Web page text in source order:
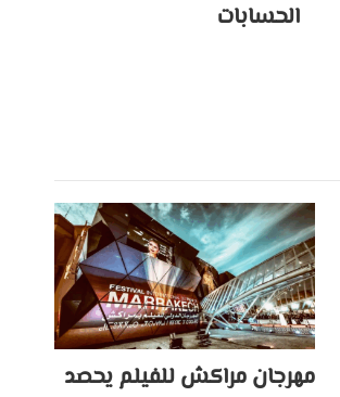
الحسابات
مهرجان مراكش للفيلم يحصد